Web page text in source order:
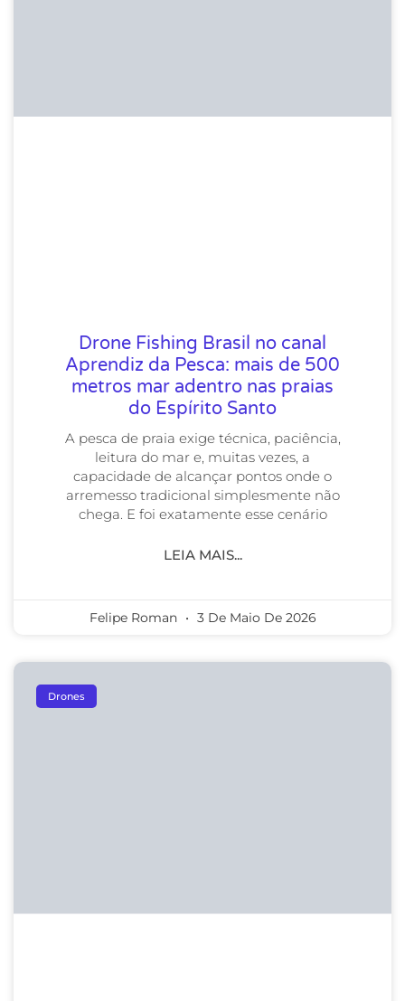
Drone Fishing Brasil no canal
Aprendiz da Pesca: mais de 500
metros mar adentro nas praias
do Espírito Santo
A pesca de praia exige técnica, paciência,
leitura do mar e, muitas vezes, a
capacidade de alcançar pontos onde o
arremesso tradicional simplesmente não
chega. E foi exatamente esse cenário
LEIA MAIS...
Felipe Roman 3 De Maio De 2026
Drones